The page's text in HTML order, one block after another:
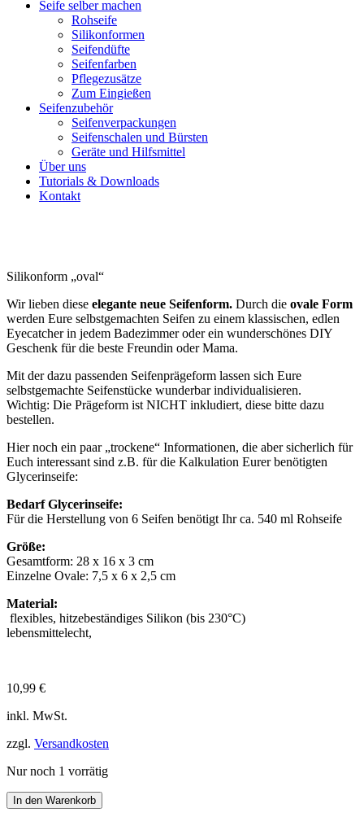
Seife selber machen
Rohseife
Silikonformen
Seifendüfte
Seifenfarben
Pflegezusätze
Zum Eingießen
Seifenzubehör
Seifenverpackungen
Seifenschalen und Bürsten
Geräte und Hilfsmittel
Über uns
Tutorials & Downloads
Kontakt
Silikonform „oval“
Wir lieben diese elegante neue Seifenform. Durch die ovale Form
werden Eure selbstgemachten Seifen zu einem klassischen, edlen
Eyecatcher in jedem Badezimmer oder ein wunderschönes DIY
Geschenk für die beste Freundin oder Mama.
Mit der dazu passenden Seifenprägeform lassen sich Eure
selbstgemachte Seifenstücke wunderbar individualisieren.
Wichtig: Die Prägeform ist NICHT inkludiert, diese bitte dazu
bestellen.
Hier noch ein paar „trockene“ Informationen, die aber sicherlich für
Euch interessant sind z.B. für die Kalkulation Eurer benötigten
Glycerinseife:
Bedarf Glycerinseife:
Für die Herstellung von 6 Seifen benötigt Ihr ca. 540 ml Rohseife
Größe:
Gesamtform: 28 x 16 x 3 cm
Einzelne Ovale: 7,5 x 6 x 2,5 cm
Material:
flexibles, hitzebeständiges Silikon (bis 230°C)
lebensmittelecht,
10,99 €
inkl. MwSt.
zzgl. Versandkosten
Nur noch 1 vorrätig
In den Warenkorb